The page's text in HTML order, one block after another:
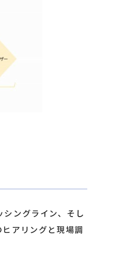
ングライン、そし
アリングと現場調